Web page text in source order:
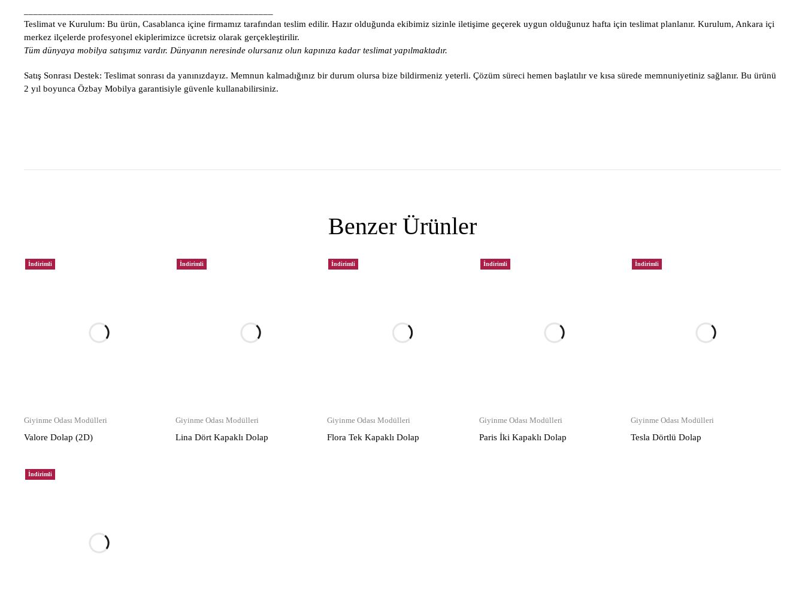
Teslimat ve Kurulum: Bu ürün, Casablanca içine firmamız tarafından teslim edilir. Hazır olduğunda ekibimiz sizinle iletişime geçerek uygun olduğunuz hafta için teslimat planlanır. Kurulum, Ankara içi
merkez ilçelerde profesyonel ekiplerimizce ücretsiz olarak gerçekleştirilir.
Tüm dünyaya mobilya satışımız vardır. Dünyanın neresinde olursanız olun kapınıza kadar teslimat yapılmaktadır.
Satış Sonrası Destek: Teslimat sonrası da yanınızdayız. Memnun kalmadığınız bir durum olursa bize bildirmeniz yeterli. Çözüm süreci hemen başlatılır ve kısa sürede memnuniyetiniz sağlanır. Bu ürünü
2 yıl boyunca Özbay Mobilya garantisiyle güvenle kullanabilirsiniz.
Benzer Ürünler
İndirimli
Giyinme Odası Modülleri
Valore Dolap (2D)
İndirimli
Giyinme Odası Modülleri
Lina Dört Kapaklı Dolap
İndirimli
Giyinme Odası Modülleri
Flora Tek Kapaklı Dolap
İndirimli
Giyinme Odası Modülleri
Paris İki Kapaklı Dolap
İndirimli
Giyinme Odası Modülleri
Tesla Dörtlü Dolap
İndirimli